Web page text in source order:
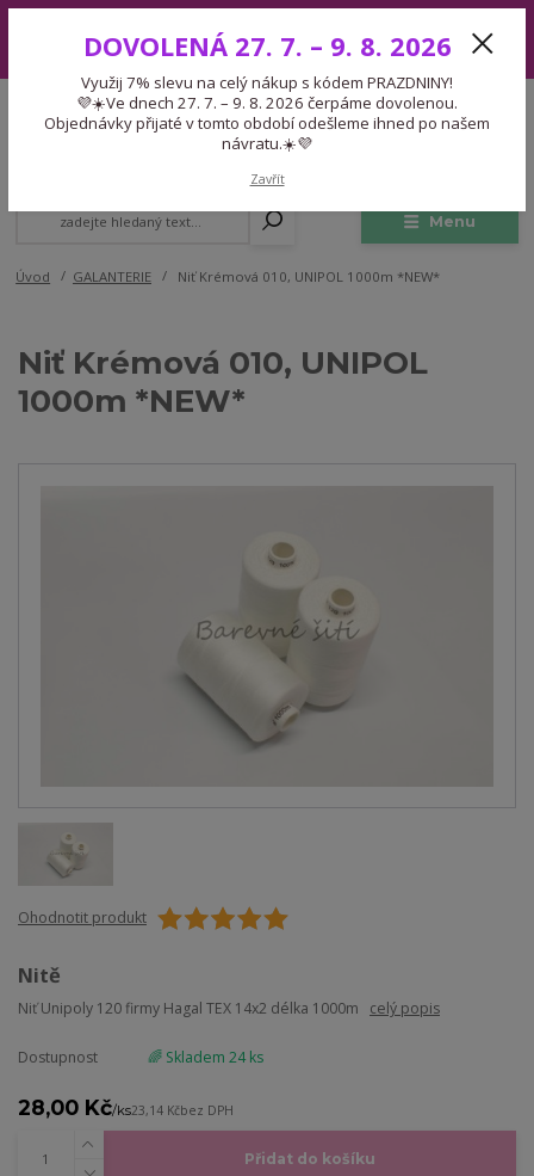
7. – 9. 8. 2026 čerpáme dovolenou. Objednávky přijaté v tomto období
odešleme ihned po našem návratu.☀️💜
Menu
CZK
Expedice 775 866 913
Po-Čt 9-15:30 Pá 9-14:30 Pauza 13-13:45
Úvod GALANTERIE Niť Krémová 010, UNIPOL 1000m *NEW*
Niť Krémová 010, UNIPOL
1000m *NEW*
Ohodnotit produkt
Nitě
Niť Unipoly 120 firmy Hagal TEX 14x2 délka 1000m celý popis
Dostupnost 🌈 Skladem 24 ks
28,00 Kč/ks23,14 Kčbez DPH
Přidat do košíku
DOVOLENÁ 27. 7. – 9. 8. 2026
Využij 7% slevu na celý nákup s kódem PRAZDNINY!
💜☀️Ve dnech 27. 7. – 9. 8. 2026 čerpáme dovolenou.
Objednávky přijaté v tomto období odešleme ihned po našem
návratu.☀️💜
Zavřít